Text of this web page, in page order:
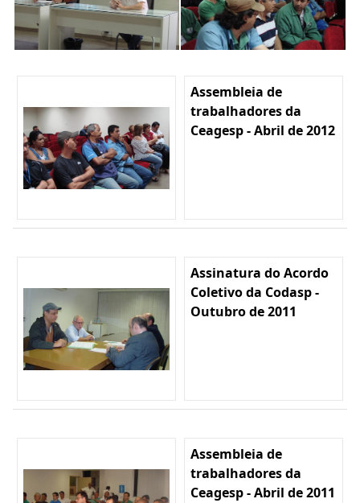
Assembleia de
trabalhadores da
Ceagesp - Abril de 2012
Assinatura do Acordo
Coletivo da Codasp -
Outubro de 2011
Assembleia de
trabalhadores da
Ceagesp - Abril de 2011